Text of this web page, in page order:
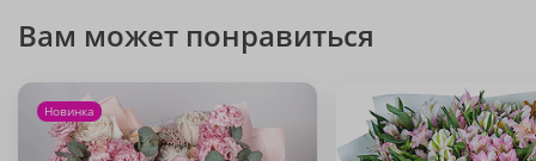
Вам может понравиться
Новинка